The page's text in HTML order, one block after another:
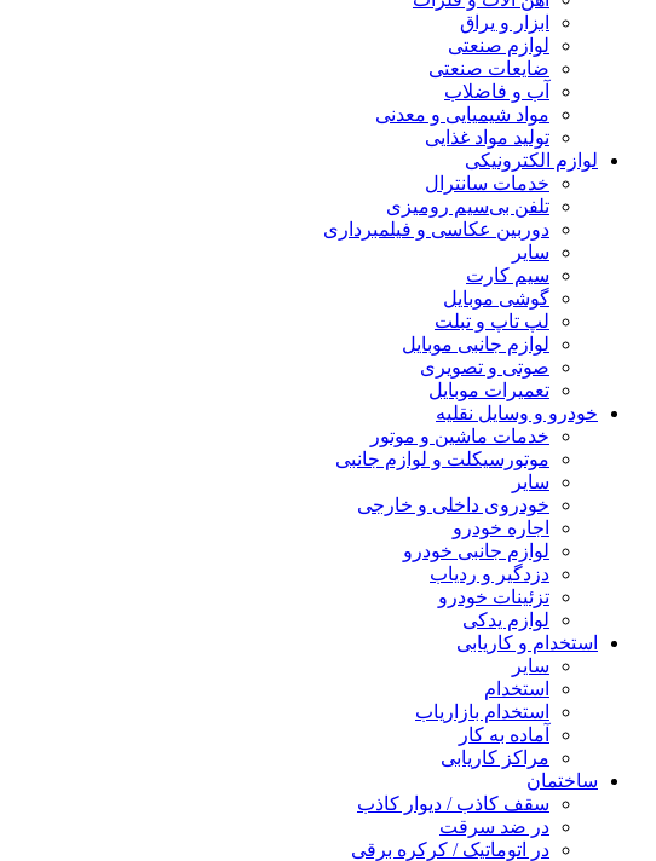
ابزار و یراق
لوازم صنعتی
ضایعات صنعتی
آب و فاضلاب
مواد شیمیایی و معدنی
تولید مواد غذایی
لوازم الکترونیکی
خدمات سانترال
تلفن بی‌سیم رومیزی
دوربین عکاسی و فیلمبرداری
سایر
سیم کارت
گوشی موبایل
لپ تاپ و تبلت
لوازم جانبی موبایل
صوتی و تصویری
تعمیرات موبایل
خودرو و وسایل نقلیه
خدمات ماشین و موتور
موتورسیکلت و لوازم جانبی
سایر
خودروی داخلی و خارجی
اجاره خودرو
لوازم جانبی خودرو
دزدگیر و ردیاب
تزئینات خودرو
لوازم یدکی
استخدام و کاریابی
سایر
استخدام
استخدام بازاریاب
آماده به کار
مراکز کاریابی
ساختمان
سقف کاذب / دیوار کاذب
در ضد سرقت
در اتوماتیک / کرکره برقی